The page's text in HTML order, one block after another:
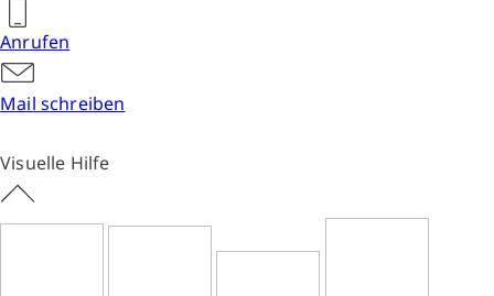
Anrufen
Mail schreiben
Visuelle Hilfe